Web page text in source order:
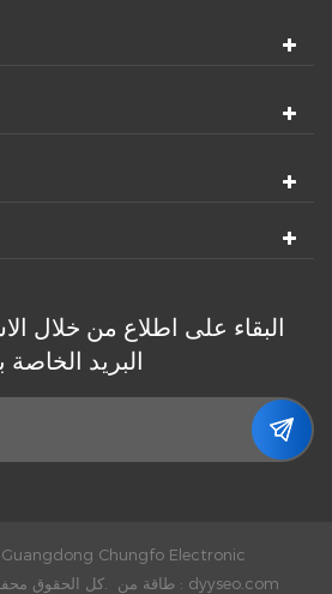
البقاء على اطلاع من خلال
البريد الخاصة
طاقة من : dyyseo.com